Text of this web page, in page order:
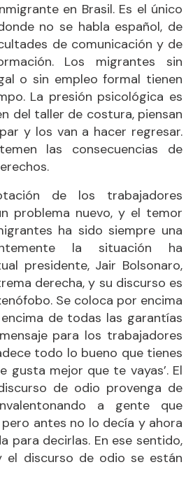
en Brasil. Es el único
no se habla español, de
de comunicación y de
Los migrantes sin
o sin empleo formal tienen
La presión psicológica es
del taller de costura, piensan
y los van a hacer regresar.
las consecuencias de
de los trabajadores
problema nuevo, y el temor
ha sido siempre una
la situación ha
presidente, Jair Bolsonaro,
derecha, y su discurso es
Se coloca por encima
de todas las garantías
para los trabajadores
todo lo bueno que tienes
gusta mejor que te vayas’. El
de odio provenga de
a gente que
antes no lo decía y ahora
para decirlas. En ese sentido,
el discurso de odio se están